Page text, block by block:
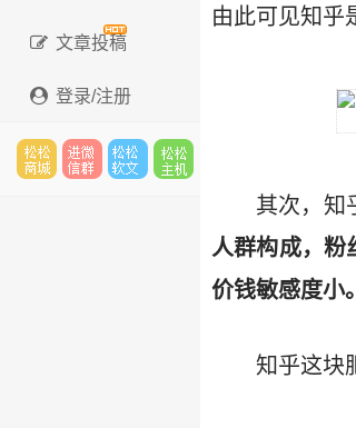
文章投稿
登录/注册
由此可见知乎
其次，知
人群构成，粉
价钱敏感度小。
知乎这块